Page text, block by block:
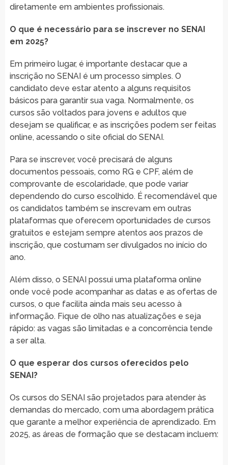
diretamente em ambientes profissionais.
O que é necessário para se inscrever no SENAI
em 2025?
Em primeiro lugar, é importante destacar que a
inscrição no SENAI é um processo simples. O
candidato deve estar atento a alguns requisitos
básicos para garantir sua vaga. Normalmente, os
cursos são voltados para jovens e adultos que
desejam se qualificar, e as inscrições podem ser feitas
online, acessando o site oficial do SENAI.
Para se inscrever, você precisará de alguns
documentos pessoais, como RG e CPF, além de
comprovante de escolaridade, que pode variar
dependendo do curso escolhido. É recomendável que
os candidatos também se inscrevam em outras
plataformas que oferecem oportunidades de cursos
gratuitos e estejam sempre atentos aos prazos de
inscrição, que costumam ser divulgados no início do
ano.
Além disso, o SENAI possui uma plataforma online
onde você pode acompanhar as datas e as ofertas de
cursos, o que facilita ainda mais seu acesso à
informação. Fique de olho nas atualizações e seja
rápido: as vagas são limitadas e a concorrência tende
a ser alta.
O que esperar dos cursos oferecidos pelo
SENAI?
Os cursos do SENAI são projetados para atender às
demandas do mercado, com uma abordagem prática
que garante a melhor experiência de aprendizado. Em
2025, as áreas de formação que se destacam incluem: